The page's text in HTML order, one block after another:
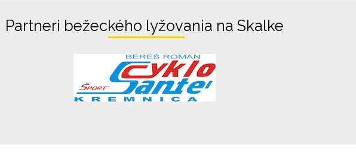
Partneri bežeckého lyžovania na Skalke